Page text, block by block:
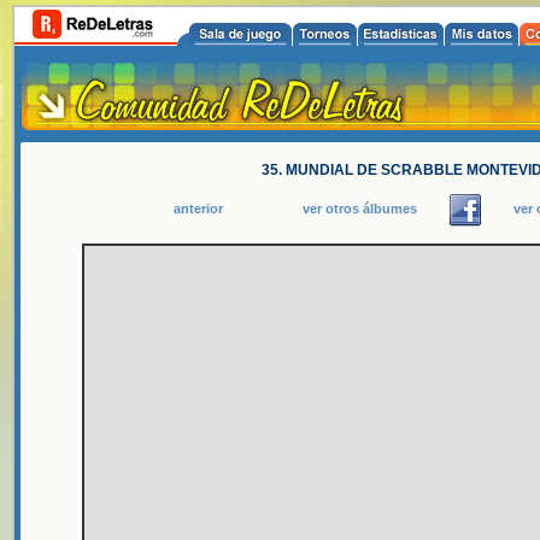
35. MUNDIAL DE SCRABBLE
anterior ver otros álbumes ver